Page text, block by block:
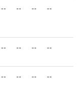
-- -- -- --
-- -- -- --
-- -- -- --